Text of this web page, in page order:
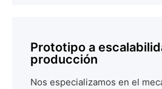
Prototipo a
producción
Nos especializamos en el